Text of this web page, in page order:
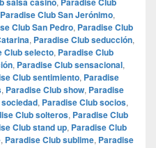
Paradise Club San Jerónimo,
Club San Pedro, Paradise Club
, Paradise Club seducción,
Club selecto, Paradise Club
, Paradise Club sensacional,
Club sentimiento, Paradise
, Paradise Club show, Paradise
, Paradise Club socios,
Club solteros, Paradise Club
Club stand up, Paradise Club
, Paradise Club sublime, Paradise